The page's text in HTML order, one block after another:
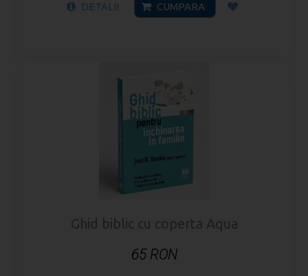
DETALII CUMPARA
Ghid biblic cu coperta Aqua
65 RON